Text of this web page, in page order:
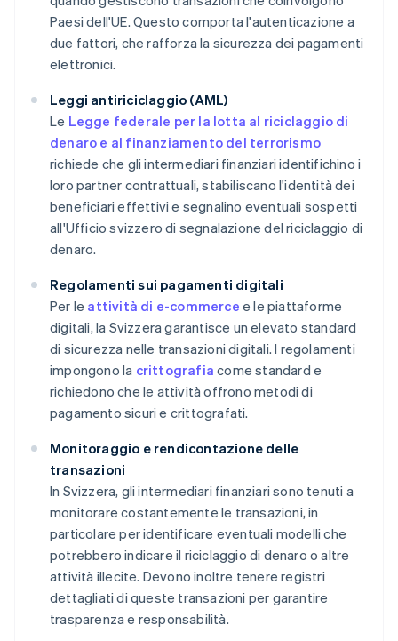
Paesi dell'UE. Questo comporta l'autenticazione a
due fattori, che rafforza la sicurezza dei pagamenti
elettronici.
Leggi antiriciclaggio (AML)
Le Legge federale per la lotta al riciclaggio di
denaro e al finanziamento del terrorismo
richiede che gli intermediari finanziari identifichino i
loro partner contrattuali, stabiliscano l'identità dei
beneficiari effettivi e segnalino eventuali sospetti
all'Ufficio svizzero di segnalazione del riciclaggio di
denaro.
Regolamenti sui pagamenti digitali
Per le attività di e-commercee le piattaforme
digitali, la Svizzera garantisce un elevato standard
di sicurezza nelle transazioni digitali. I regolamenti
impongono la crittografia come standard e
richiedono che le attività offrono metodi di
pagamento sicuri e crittografati.
Monitoraggio e rendicontazione delle
transazioni
In Svizzera, gli intermediari finanziari sono tenuti a
monitorare costantemente le transazioni, in
particolare per identificare eventuali modelli che
potrebbero indicare il riciclaggio di denaro o altre
attività illecite. Devono inoltre tenere registri
dettagliati di queste transazioni per garantire
trasparenza e responsabilità.